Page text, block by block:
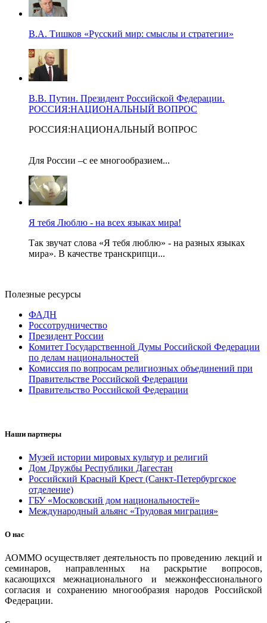
В.А. Тишков «Русский мир: смыслы и стратегии»
В.В. Путин. Президент Российской Федерации.
РОССИЯ:НАЦИОНАЛЬНЫЙ ВОПРОС
РОССИЯ:НАЦИОНАЛЬНЫЙ ВОПРОС
Для России –с ее многообразием...
Я тебя Люблю - на всех языках мира!
Так звучат слова «Я тебя люблю» - на разных языках
мира». В качестве транскрипци...
Полезные ресурсы
ФАДН
Россотрудничество
Президент России
Комитет Государственной Думы Российской Федерации
по делам национальностей
Комиссия по вопросам религиозных объединений при
Правительстве Российской Федерации
Правительство Российской Федерации
Наши партнеры
Музей истории мировых культур и религий
Дом Дружбы Республики Дагестан
Российский Красный Крест (Санкт-Петербургское
отделение)
ГБУ «Московский дом национальностей»
Международный альянс «Трудовая миграция»
О нас
АОММО осуществляет деятельность по проведению лекций и
семинаров, направленных на раскрытие вопросов,
касающихся межнационального и межконфессионального
согласия и сохранению многообразия народов Российской
Федерации.